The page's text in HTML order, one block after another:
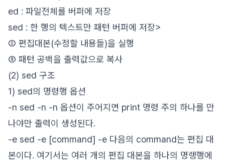
ed : 파일전체를 버퍼에 저장
sed : 한 행의 텍스트만 패턴 버퍼에 저장>
② 편집대본(수정할 내용들)을 실행
③ 패턴 공백을 출력값으로 복사
(2) sed 구조
1) sed의 명령행 옵션
-n sed -n -n 옵션이 주어지면 print 명령 주의 하나를 만
나야만 출력이 생성된다.
-e sed -e [command] -e 다음의 command는 편집 대
본이다. 여기서는 여러 개의 편집 대본을 하나의 명랭행에